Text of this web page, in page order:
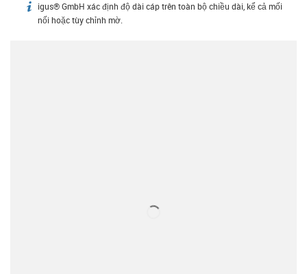
igus-icon-info
igus® GmbH xác định độ dài cáp trên toàn bộ chiều dài, kể cả mối
nối hoặc tùy chỉnh mờ.